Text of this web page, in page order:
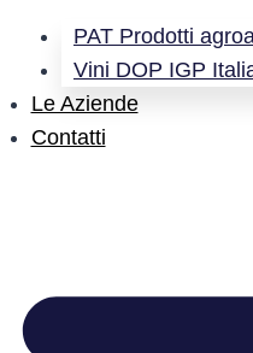
PAT Prodotti
Vini DOP IGP
Le Aziende
Contatti